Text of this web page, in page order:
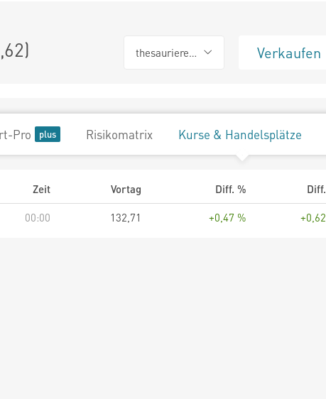
) thesaurierend Verkaufen
Pro Risikomatrix Kurse & Handelsplätze
Zeit Vortag Diff. % Diff.
00:00 132,71 +0,47 % +0,62